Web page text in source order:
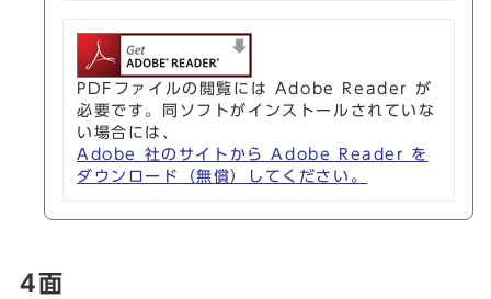
PDFファイルの閲覧には Adobe Reader が
必要です。同ソフトがインストールされていな
い場合には、
Adobe 社のサイトから Adobe Reader を
ダウンロード（無償）してください。
4面